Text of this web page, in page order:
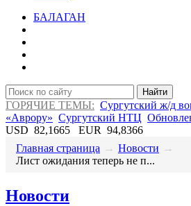
БАЛАГАН
Найти
ГОРЯЧИЕ ТЕМЫ: Сургутский ж/д
«Аврору» Сургутский НТЦ
USD 82,1665 EUR 94,8366
Главная страница → Новости →
​Лист ожидания теперь не п...
Новости